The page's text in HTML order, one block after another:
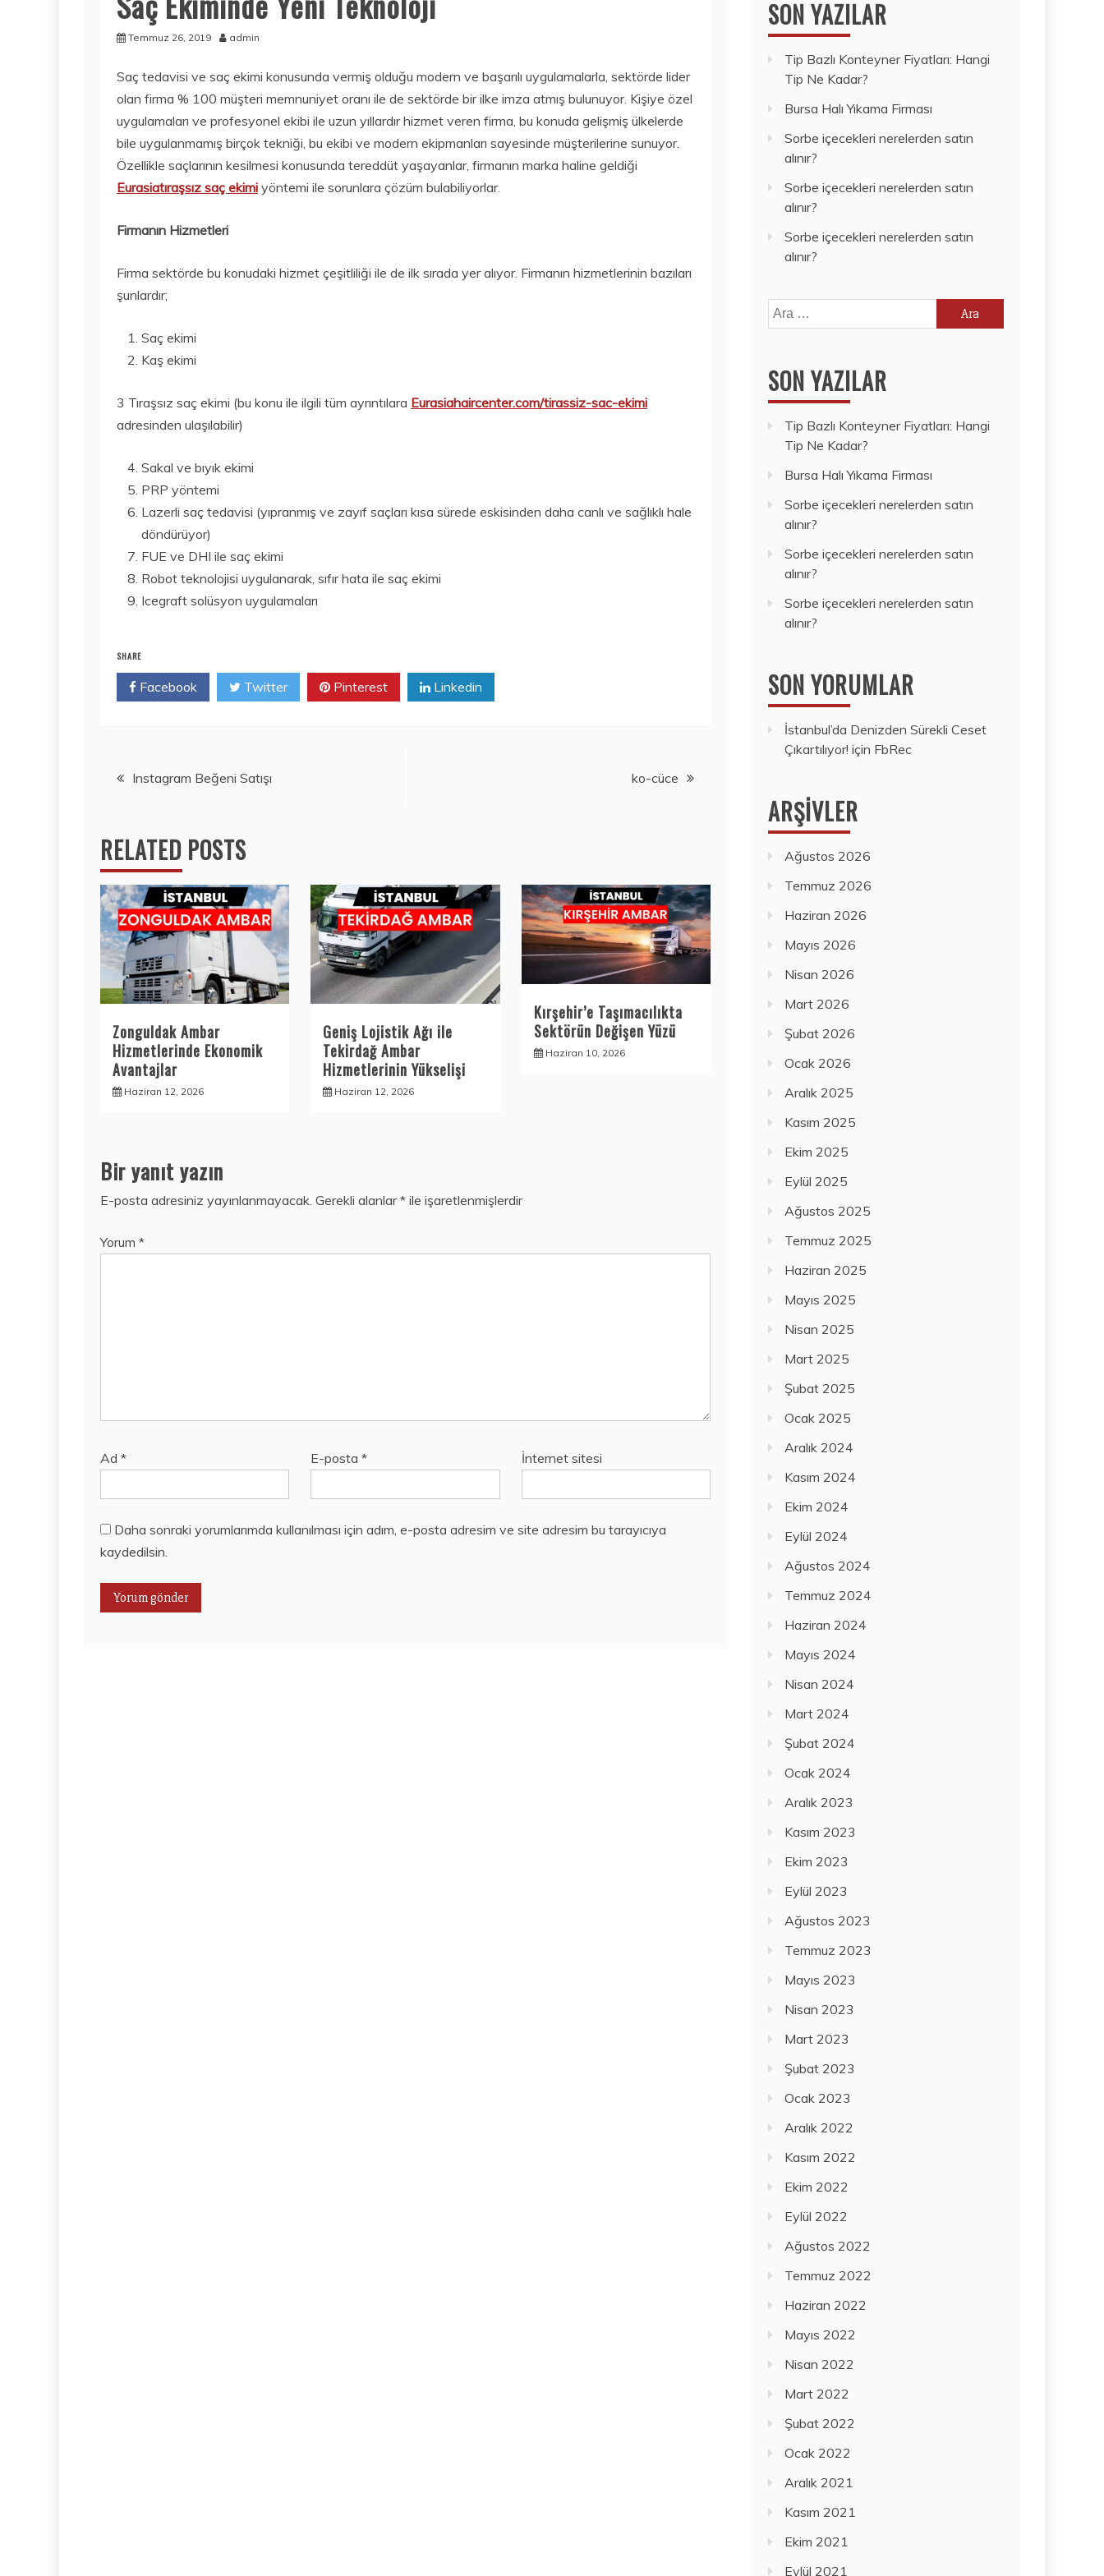
Temmuz 26, 2019 admin
Saç tedavisi ve saç ekimi konusunda vermiş olduğu modern ve başarılı uygulamalarla, sektörde lider
olan firma % 100 müşteri memnuniyet oranı ile de sektörde bir ilke imza atmış bulunuyor. Kişiye özel
uygulamaları ve profesyonel ekibi ile uzun yıllardır hizmet veren firma, bu konuda gelişmiş ülkelerde
bile uygulanmamış birçok tekniği, bu ekibi ve modern ekipmanları sayesinde müşterilerine sunuyor.
Özellikle saçlarının kesilmesi konusunda tereddüt yaşayanlar, firmanın marka haline geldiği
Eurasiatıraşsız saç ekimi yöntemi ile sorunlara çözüm bulabiliyorlar.
Firmanın Hizmetleri
Firma sektörde bu konudaki hizmet çeşitliliği ile de ilk sırada yer alıyor. Firmanın hizmetlerinin bazıları
şunlardır;
Saç ekimi
Kaş ekimi
3 Tıraşsız saç ekimi (bu konu ile ilgili tüm ayrıntılara Eurasiahaircenter.com/tirassiz-sac-ekimi
adresinden ulaşılabilir)
Sakal ve bıyık ekimi
PRP yöntemi
Lazerli saç tedavisi (yıpranmış ve zayıf saçları kısa sürede eskisinden daha canlı ve sağlıklı hale
döndürüyor)
FUE ve DHI ile saç ekimi
Robot teknolojisi uygulanarak, sıfır hata ile saç ekimi
Icegraft solüsyon uygulamaları
SHARE
Facebook Twitter Pinterest Linkedin
YazıInstagram Beğeni Satışı ko-cüce
RELATED POSTS
Zonguldak Ambar
Hizmetlerinde Ekonomik
Avantajlar
Haziran 12, 2026
Geniş Lojistik Ağı ile
Tekirdağ Ambar
Hizmetlerinin Yükselişi
Haziran 12, 2026
Kırşehir’e Taşımacılıkta
Sektörün Değişen Yüzü
Haziran 10, 2026
Bir yanıt yazın
E-posta adresiniz yayınlanmayacak. Gerekli alanlar* ile işaretlenmişlerdir
Yorum *
Ad * E-posta* İnternet sitesi
Daha sonraki yorumlarımda kullanılması için adım, e-posta adresim ve site adresim bu tarayıcıya
kaydedilsin.
SON YAZILAR
Tip Bazlı Konteyner Fiyatları: Hangi
Tip Ne Kadar?
Bursa Halı Yıkama Firması
Sorbe içecekleri nerelerden satın
alınır?
Sorbe içecekleri nerelerden satın
alınır?
Sorbe içecekleri nerelerden satın
alınır?
Arama:
SON YAZILAR
Tip Bazlı Konteyner Fiyatları: Hangi
Tip Ne Kadar?
Bursa Halı Yıkama Firması
Sorbe içecekleri nerelerden satın
alınır?
Sorbe içecekleri nerelerden satın
alınır?
Sorbe içecekleri nerelerden satın
alınır?
SON YORUMLAR
İstanbul’da Denizden Sürekli Ceset
Çıkartılıyor! için FbRec
ARŞIVLER
Ağustos 2026
Temmuz 2026
Haziran 2026
Mayıs 2026
Nisan 2026
Mart 2026
Şubat 2026
Ocak 2026
Aralık 2025
Kasım 2025
Ekim 2025
Eylül 2025
Ağustos 2025
Temmuz 2025
Haziran 2025
Mayıs 2025
Nisan 2025
Mart 2025
Şubat 2025
Ocak 2025
Aralık 2024
Kasım 2024
Ekim 2024
Eylül 2024
Ağustos 2024
Temmuz 2024
Haziran 2024
Mayıs 2024
Nisan 2024
Mart 2024
Şubat 2024
Ocak 2024
Aralık 2023
Kasım 2023
Ekim 2023
Eylül 2023
Ağustos 2023
Temmuz 2023
Mayıs 2023
Nisan 2023
Mart 2023
Şubat 2023
Ocak 2023
Aralık 2022
Kasım 2022
Ekim 2022
Eylül 2022
Ağustos 2022
Temmuz 2022
Haziran 2022
Mayıs 2022
Nisan 2022
Mart 2022
Şubat 2022
Ocak 2022
Aralık 2021
Kasım 2021
Ekim 2021
Eylül 2021